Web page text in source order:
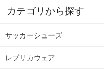
カテゴリから探す
サッカーシューズ
レプリカウェア